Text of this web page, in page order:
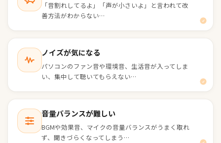
「音割れしてるよ」「声が小さいよ」と言われて改
善方法がわからない…
ノイズが気になる
パソコンのファン音や環境音、生活音が入ってしま
い、集中して聴いてもらえない…
音量バランスが難しい
BGMや効果音、マイクの音量バランスがうまく取れ
ず、聞きづらくなってしまう…